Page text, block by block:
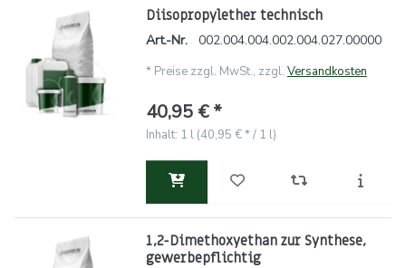
Diisopropylether technisch
Art.-Nr. 002.004.004.002.004.027.00000
* Preise zzgl. MwSt., zzgl. Versandkosten
40,95 € *
Inhalt: 1 l (40,95 € * / 1 l)
1,2-Dimethoxyethan zur Synthese,
gewerbepflichtig